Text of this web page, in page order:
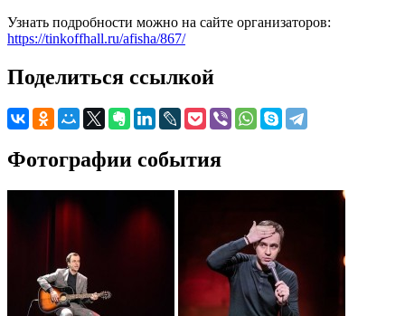
Узнать подробности можно на сайте организаторов:
https://tinkoffhall.ru/afisha/867/
Поделиться ссылкой
Фотографии события